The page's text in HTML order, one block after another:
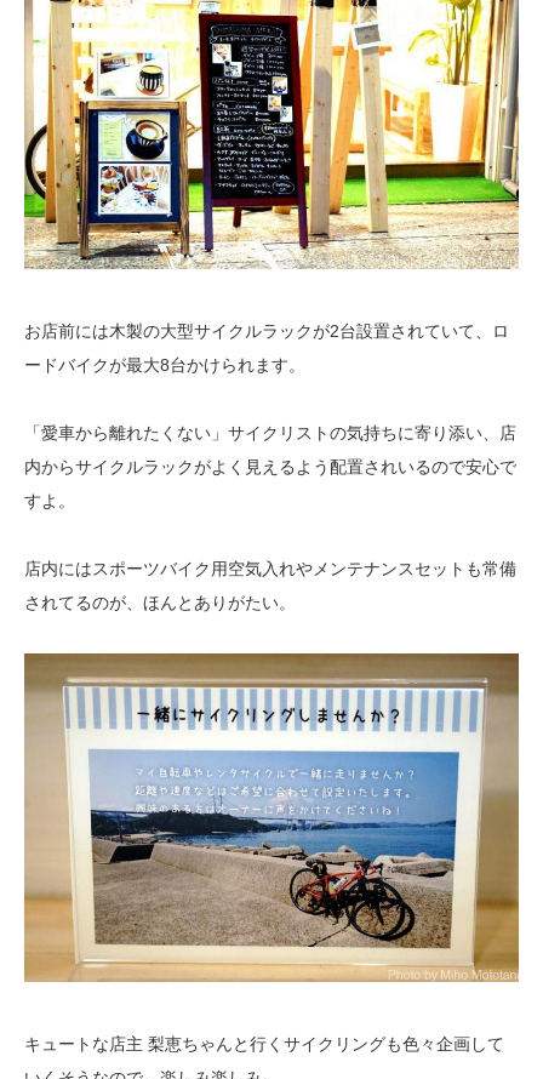
お店前には木製の大型サイクルラックが2台設置されていて、ロ
ードバイクが最大8台かけられます。
「愛車から離れたくない」サイクリストの気持ちに寄り添い、店
内からサイクルラックがよく見えるよう配置されいるので安心で
すよ。
店内にはスポーツバイク用空気入れやメンテナンスセットも常備
されてるのが、ほんとありがたい。
キュートな店主 梨恵ちゃんと行くサイクリングも色々企画して